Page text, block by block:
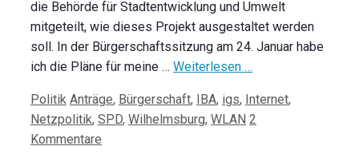
die Behörde für Stadtentwicklung und Umwelt
mitgeteilt, wie dieses Projekt ausgestaltet werden
soll. In der Bürgerschaftssitzung am 24. Januar habe
ich die Pläne für meine … Weiterlesen …
Kategorien
Politik Schlagwörter
Anträge, Bürgerschaft, IBA, igs, Internet,
Netzpolitik, SPD, Wilhelmsburg, WLAN 2
Kommentare